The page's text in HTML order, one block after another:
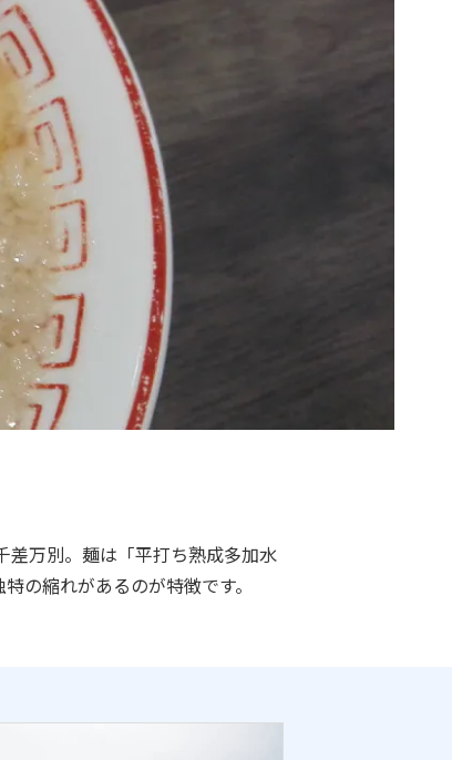
差万別。麺は「平打ち熟成多加水
の縮れがあるのが特徴です。